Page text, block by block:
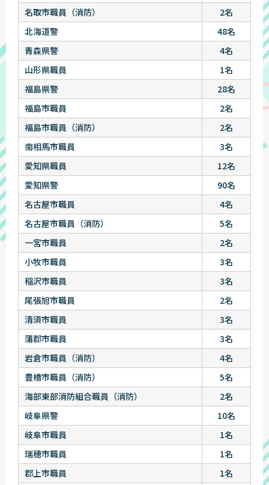
名取市職員（消防）
2名
北海道警
48名
青森県警
4名
山形県職員
1名
福島県警
28名
福島市職員
2名
福島市職員（消防）
2名
南相馬市職員
3名
愛知県職員
12名
愛知県警
90名
名古屋市職員
4名
名古屋市職員（消防）
5名
一宮市職員
2名
小牧市職員
3名
稲沢市職員
3名
尾張旭市職員
2名
清須市職員
3名
蒲郡市職員
3名
岩倉市職員（消防）
4名
豊橋市職員（消防）
5名
海部東部消防組合職員（消防）
2名
岐阜県警
10名
岐阜市職員
1名
瑞穂市職員
1名
郡上市職員
1名